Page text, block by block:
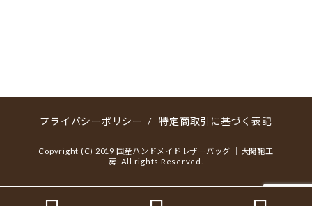
プライバシーポリシー / 特定商取引に基づく表記
Copyright (C) 2019 国産ハンドメイドレザーバッグ ｜大関鞄工
房. All rights Reserved.